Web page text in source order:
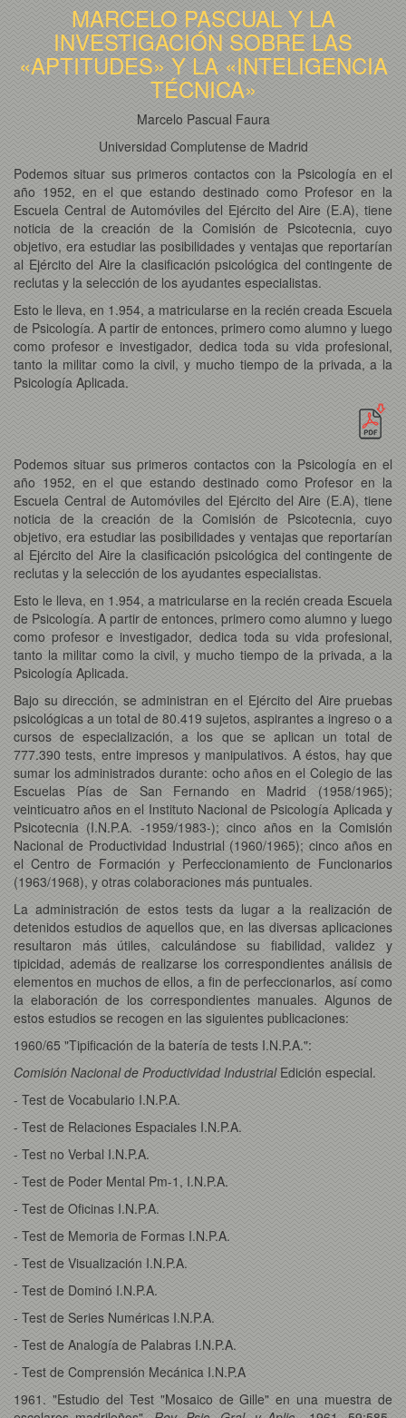
MARCELO PASCUAL Y LA
INVESTIGACIÓN SOBRE LAS
«APTITUDES» Y LA «INTELIGENCIA
TÉCNICA»
Marcelo Pascual Faura
Universidad Complutense de Madrid
Podemos situar sus primeros contactos con la Psicología en el
año 1952, en el que estando destinado como Profesor en la
Escuela Central de Automóviles del Ejército del Aire (E.A), tiene
noticia de la creación de la Comisión de Psicotecnia, cuyo
objetivo, era estudiar las posibilidades y ventajas que reportarían
al Ejército del Aire la clasificación psicológica del contingente de
reclutas y la selección de los ayudantes especialistas.
Esto le lleva, en 1.954, a matricularse en la recién creada Escuela
de Psicología. A partir de entonces, primero como alumno y luego
como profesor e investigador, dedica toda su vida profesional,
tanto la militar como la civil, y mucho tiempo de la privada, a la
Psicología Aplicada.
Podemos situar sus primeros contactos con la Psicología en el
año 1952, en el que estando destinado como Profesor en la
Escuela Central de Automóviles del Ejército del Aire (E.A), tiene
noticia de la creación de la Comisión de Psicotecnia, cuyo
objetivo, era estudiar las posibilidades y ventajas que reportarían
al Ejército del Aire la clasificación psicológica del contingente de
reclutas y la selección de los ayudantes especialistas.
Esto le lleva, en 1.954, a matricularse en la recién creada Escuela
de Psicología. A partir de entonces, primero como alumno y luego
como profesor e investigador, dedica toda su vida profesional,
tanto la militar como la civil, y mucho tiempo de la privada, a la
Psicología Aplicada.
Bajo su dirección, se administran en el Ejército del Aire pruebas
psicológicas a un total de 80.419 sujetos, aspirantes a ingreso o a
cursos de especialización, a los que se aplican un total de
777.390 tests, entre impresos y manipulativos. A éstos, hay que
sumar los administrados durante: ocho años en el Colegio de las
Escuelas Pías de San Fernando en Madrid (1958/1965);
veinticuatro años en el Instituto Nacional de Psicología Aplicada y
Psicotecnia (I.N.P.A. -1959/1983-); cinco años en la Comisión
Nacional de Productividad Industrial (1960/1965); cinco años en
el Centro de Formación y Perfeccionamiento de Funcionarios
(1963/1968), y otras colaboraciones más puntuales.
La administración de estos tests da lugar a la realización de
detenidos estudios de aquellos que, en las diversas aplicaciones
resultaron más útiles, calculándose su fiabilidad, validez y
tipicidad, además de realizarse los correspondientes análisis de
elementos en muchos de ellos, a fin de perfeccionarlos, así como
la elaboración de los correspondientes manuales. Algunos de
estos estudios se recogen en las siguientes publicaciones:
1960/65 "Tipificación de la batería de tests I.N.P.A.":
Comisión Nacional de Productividad IndustrialEdición especial.
- Test de Vocabulario I.N.P.A.
- Test de Relaciones Espaciales I.N.P.A.
- Test no Verbal I.N.P.A.
- Test de Poder Mental Pm-1, I.N.P.A.
- Test de Oficinas I.N.P.A.
- Test de Memoria de Formas I.N.P.A.
- Test de Visualización I.N.P.A.
- Test de Dominó I.N.P.A.
- Test de Series Numéricas I.N.P.A.
- Test de Analogía de Palabras I.N.P.A.
- Test de Comprensión Mecánica I.N.P.A
1961. "Estudio del Test "Mosaico de Gille" en una muestra de